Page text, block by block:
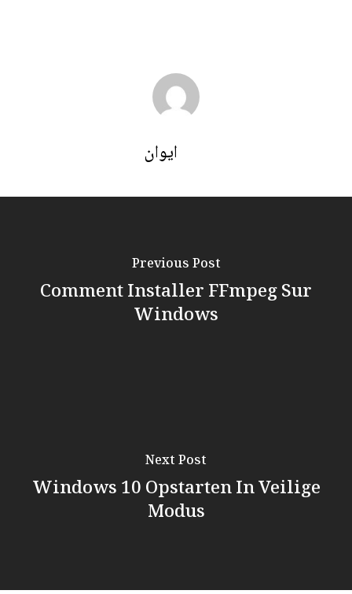
ايوان
Previous Post
Comment Installer FFmpeg Sur
Windows
Next Post
Windows 10 Opstarten In Veilige
Modus